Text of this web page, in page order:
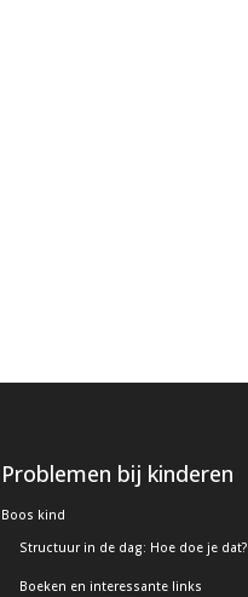
Problemen bij kinderen
Boos kind
Structuur in de dag: Hoe doe je dat?
Boeken en interessante links